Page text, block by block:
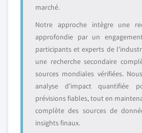
marché.
Notre approche intègre une
approfondie par un
participants et experts de
une recherche secondaire
sources mondiales vérifiées.
analyse d'impact quantifiée
prévisions fiables, tout en
complète des sources de
insights finaux.